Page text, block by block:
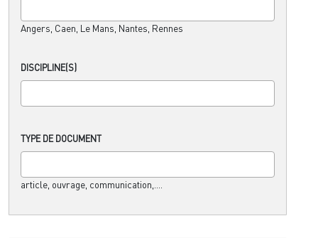
Angers, Caen, Le Mans, Nantes, Rennes
DISCIPLINE(S)
TYPE DE DOCUMENT
article, ouvrage, communication,....